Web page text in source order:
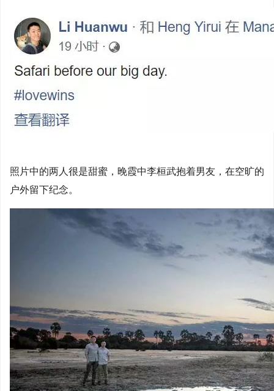
照片中的两人很是甜蜜，晚霞中李桓武抱着男友，在空旷的
户外留下纪念。